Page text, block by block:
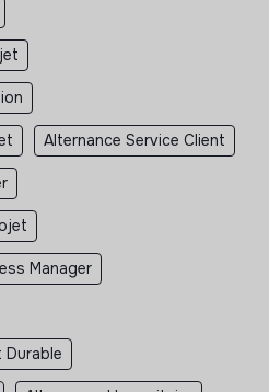
Alternance Service Client
Manager
Durable